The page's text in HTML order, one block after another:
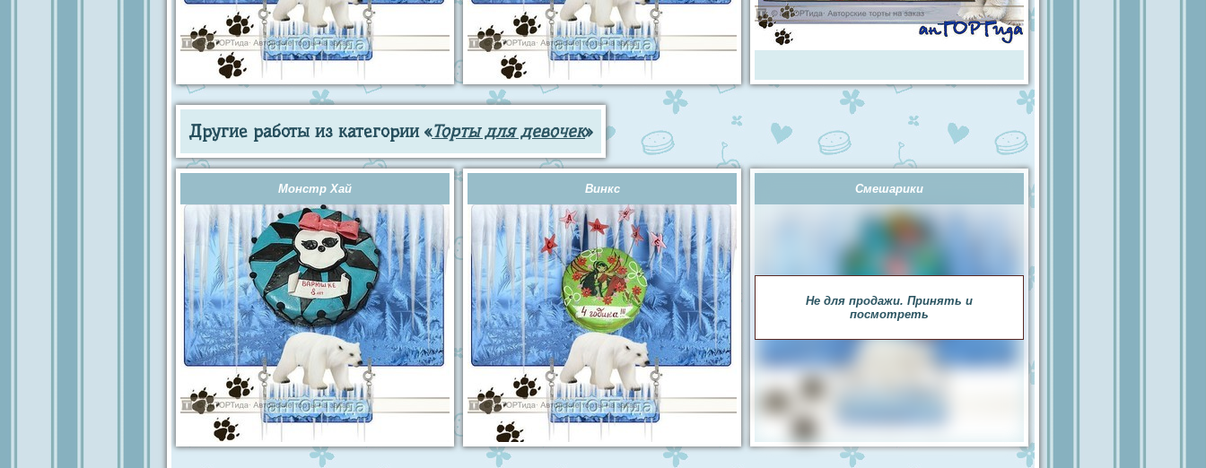
Другие работы из категории «Торты для девочек»
Монстр Хай Винкс Смешарики
Не для продажи. Принять и
посмотреть